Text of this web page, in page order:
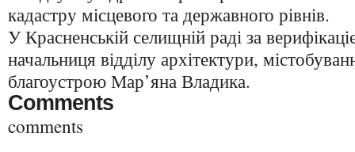
кадастру місцевого та державного рівнів.
У Красненській селищній раді за
начальниця відділу архітектури,
благоустрою Мар’яна Владика.
Comments
comments